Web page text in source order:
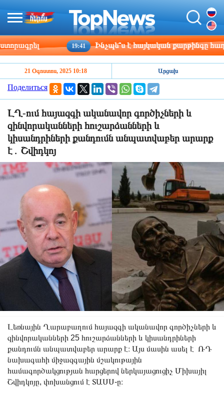
19:41 Ինչպե՞ս է հայկական քարթինգը
21 Օգոստոս, 2025 10:18 Արցախ
Поделиться
ԼՂ-ում հայազգի ականավոր գործիչների և
զինվորականների հուշարձանների և
կիսանդրիների քանդումն անպատվաբեր արարք
է․ Շվիդկոյ
Լեռնային Ղարաբաղում հայազգի ականավոր գործիչների և
զինվորականների 25 հուշարձանների և կիսանդրիների
քանդումն անպատվաբեր արարք է։ Այս մասին ասել է ՌԴ
նախագահի միջազգային մշակութային
համագործակցության հարցերով ներկայացուցիչ Միխայիլ
Շվիդկոյը, փոխանցում է ՏԱՍՍ-ը։